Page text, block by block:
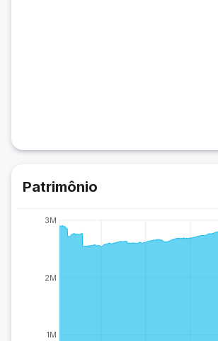
Patrimônio
1M
2M
3M